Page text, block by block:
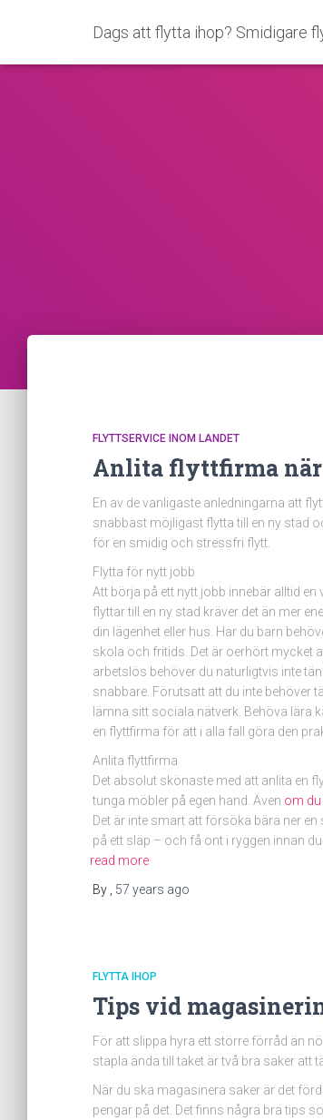
Dags att flytta ihop? Smidigare
FLYTTSERVICE INOM LANDET
Anlita flyttfirma
En av de vanligaste anledningarna att
snabbast möjligast flytta till en ny stad
för en smidig och stressfri flytt.
Flytta för nytt jobb
Att börja på ett nytt jobb innebär alltid
flyttar till en ny stad kräver det än mer
din lägenhet eller hus. Har du barn
skola och fritids. Det är oerhört mycket
arbetslös behöver du naturligtvis inte
snabbare. Förutsatt att du inte behöver
lämna sitt sociala nätverk. Behöva lära
en flyttfirma för att i alla fall göra den
Anlita flyttfirma
Det absolut skönaste med att anlita en
tunga möbler på egen hand. Även om
Det är inte smart att försöka bära ner
på ett släp – och få ont i ryggen innan
read more
By
57 years ago
FLYTTA IHOP
Tips vid
För att slippa hyra ett större förråd än
stapla ända till taket är två bra saker att
När du ska magasinera saker är det
pengar på det. Det finns några bra tips